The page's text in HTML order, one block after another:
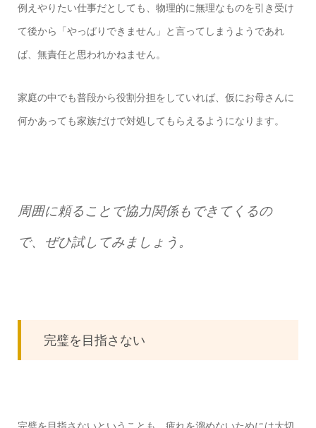
例えやりたい仕事だとしても、物理的に無理なものを引き受け
て後から「やっぱりできません」と言ってしまうようであれ
ば、無責任と思われかねません。
家庭の中でも普段から役割分担をしていれば、仮にお母さんに
何かあっても家族だけで対処してもらえるようになります。
周囲に頼ることで協力関係もできてくるの
で、ぜひ試してみましょう。
完璧を目指さない